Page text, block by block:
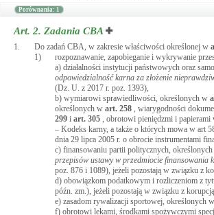
Porównania: 1
Art. 2. Zadania CBA
1. Do zadań CBA, w zakresie właściwości określonej w
1)
rozpoznawanie, zapobieganie i wykrywanie
a) działalności instytucji państwowych oraz
odpowiedzialność karna za złożenie
(Dz. U. z 2017 r. poz. 1393),
b) wymiarowi sprawiedliwości, określonych w
określonych w art. 258 , wiarygodności
299 i art. 305 , obrotowi pieniędzmi i
– Kodeks karny, a także o których mowa w art
dnia 29 lipca 2005 r. o obrocie instrumentami
c) finansowaniu partii politycznych,
przepisów ustawy w przedmiocie
poz. 876 i 1089), jeżeli pozostają w związku z
d) obowiązkom podatkowym i rozliczeniom z
późn. zm.), jeżeli pozostają w związku z
e) zasadom rywalizacji sportowej, określonych
f) obrotowi lekami, środkami spożywczymi